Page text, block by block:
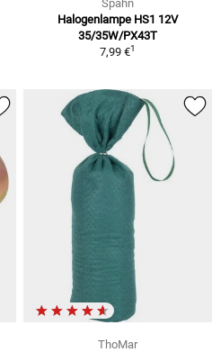
Spahn
Halogenlampe HS1 12V
35/35W/PX43T
7,99 €1
ThoMar